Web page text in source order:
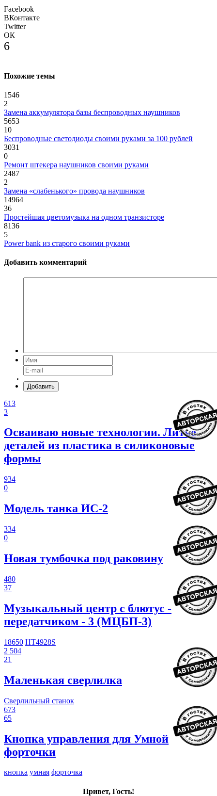
Facebook
ВКонтакте
Twitter
ОК
6
Похожие темы
1546
2
Замена аккумулятора базы беспроводных наушников
5653
10
Беспроводные светодиоды своими руками за 100 рублей
3031
0
Ремонт штекера наушников своими руками
2487
2
Замена «слабенького» провода наушников
14964
36
Простейшая цветомузыка на одном транзисторе
8136
5
Power bank из старого своими руками
Добавить комментарий
Добавить
613
3
Осваиваю новые технологии. Литье
деталей из пластика в силиконовые
формы
934
0
Модель танка ИС-2
334
0
Новая тумбочка под раковину
480
37
Музыкальный центр с блютус -
передатчиком - 3 (МЦБП-3)
18650 HT4928S
2 504
21
Маленькая сверлилка
Сверлильный станок
673
65
Кнопка управления для Умной
форточки
кнопка умная форточка
Привет, Гость!